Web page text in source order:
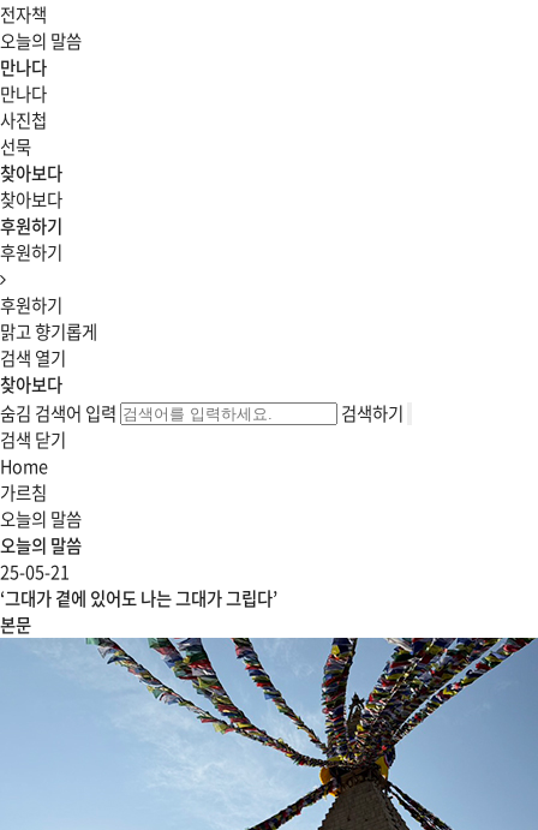
전자책
오늘의 말씀
만나다
만나다
사진첩
선묵
찾아보다
찾아보다
후원하기
후원하기
후원하기
맑고 향기롭게
검색 열기
찾아보다
숨김 검색어 입력
검색하기
검색 닫기
Home
가르침
오늘의 말씀
오늘의 말씀
25-05-21
‘그대가 곁에 있어도 나는 그대가 그립다’
본문